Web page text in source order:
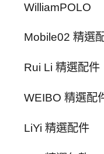
WilliamPOLO
Mobile02 精選
Rui Li 精選配件
WEIBO 精選配
LiYi 精選配件